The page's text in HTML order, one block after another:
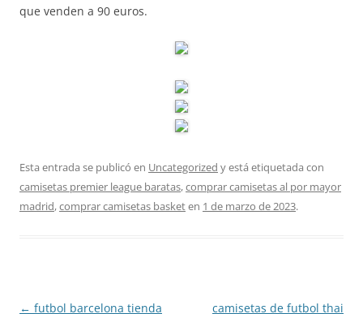
que venden a 90 euros.
Esta entrada se publicó en Uncategorized y está etiquetada con
camisetas premier league baratas,comprar camisetas al por mayor
madrid,comprar camisetas basketen 1 de marzo de 2023.
Navegación
← futbol barcelona tienda camisetas de futbol thai